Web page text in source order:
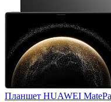
Планшет HUAWEI